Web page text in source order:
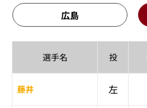
広島
選手名 投
藤井 左